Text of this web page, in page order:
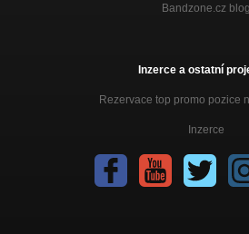
Bandzone.cz blog
Inzerce a ostatní
Rezervace top promo pozice
Inzerce